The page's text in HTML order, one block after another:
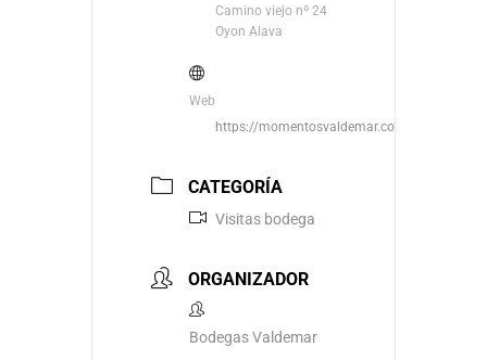
Camino viejo nº 24
Oyon Alava
Web
https://momentosvaldemar.com/
CATEGORÍA
Visitas bodega
ORGANIZADOR
Bodegas Valdemar